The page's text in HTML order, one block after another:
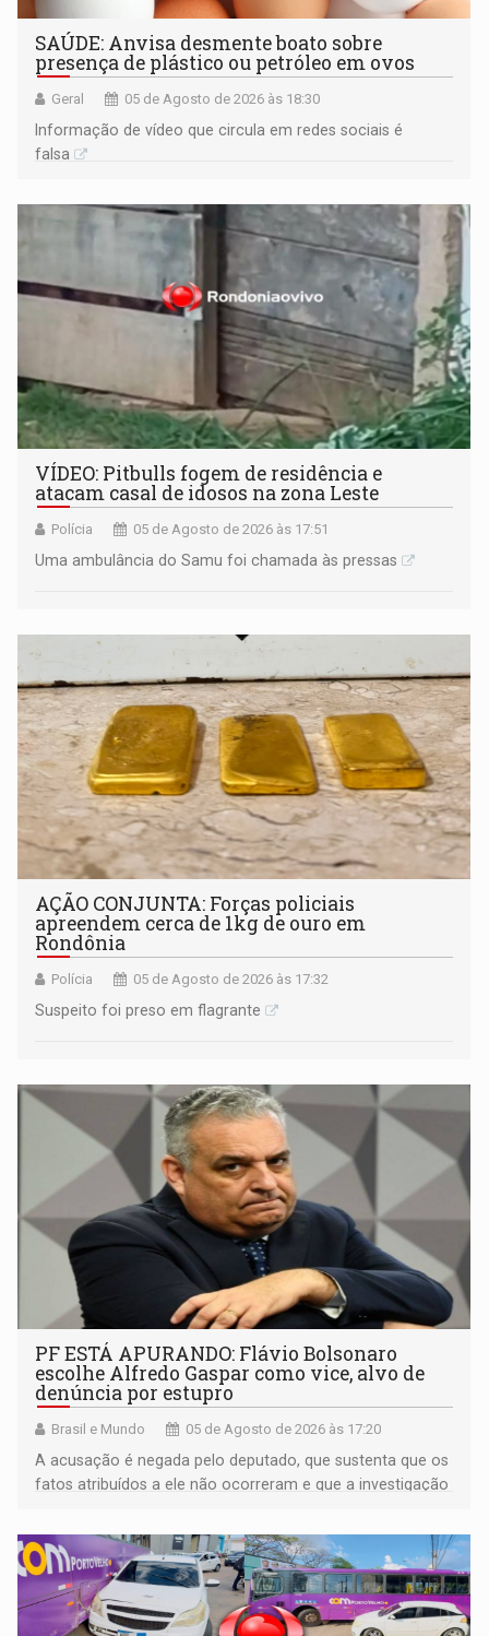
SAÚDE: Anvisa desmente boato sobre
presença de plástico ou petróleo em ovos
Geral 05 de Agosto de 2026 às 18:30
Informação de vídeo que circula em redes sociais é
falsa
VÍDEO: Pitbulls fogem de residência e
atacam casal de idosos na zona Leste
Polícia 05 de Agosto de 2026 às 17:51
Uma ambulância do Samu foi chamada às pressas
AÇÃO CONJUNTA: Forças policiais
apreendem cerca de 1kg de ouro em
Rondônia
Polícia 05 de Agosto de 2026 às 17:32
Suspeito foi preso em flagrante
PF ESTÁ APURANDO: Flávio Bolsonaro
escolhe Alfredo Gaspar como vice, alvo de
denúncia por estupro
Brasil e Mundo 05 de Agosto de 2026 às 17:20
A acusação é negada pelo deputado, que sustenta que os
fatos atribuídos a ele não ocorreram e que a investigação